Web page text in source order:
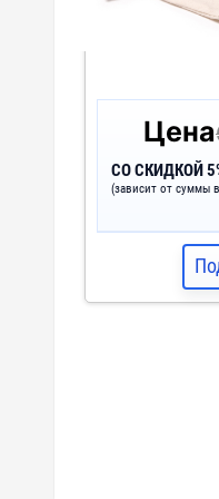
Цена
СО СКИДКОЙ
(зависит от суммы